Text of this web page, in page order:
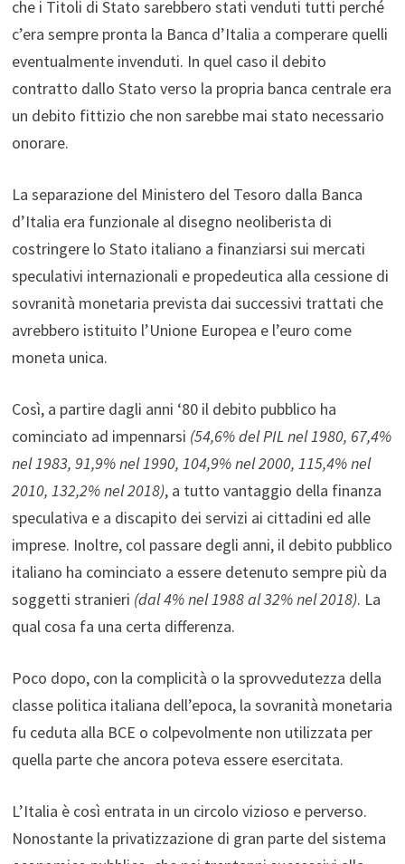
che i Titoli di Stato sarebbero stati venduti tutti perché
c’era sempre pronta la Banca d’Italia a comperare quelli
eventualmente invenduti. In quel caso il debito
contratto dallo Stato verso la propria banca centrale era
un debito fittizio che non sarebbe mai stato necessario
onorare.
La separazione del Ministero del Tesoro dalla Banca
d’Italia era funzionale al disegno neoliberista di
costringere lo Stato italiano a finanziarsi sui mercati
speculativi internazionali e propedeutica alla cessione di
sovranità monetaria prevista dai successivi trattati che
avrebbero istituito l’Unione Europea e l’euro come
moneta unica.
Così, a partire dagli anni ‘80 il debito pubblico ha
cominciato ad impennarsi (54,6% del PIL nel 1980, 67,4%
nel 1983, 91,9% nel 1990, 104,9% nel 2000, 115,4% nel
2010, 132,2% nel 2018), a tutto vantaggio della finanza
speculativa e a discapito dei servizi ai cittadini ed alle
imprese. Inoltre, col passare degli anni, il debito pubblico
italiano ha cominciato a essere detenuto sempre più da
soggetti stranieri (dal 4% nel 1988 al 32% nel 2018). La
qual cosa fa una certa differenza.
Poco dopo, con la complicità o la sprovvedutezza della
classe politica italiana dell’epoca, la sovranità monetaria
fu ceduta alla BCE o colpevolmente non utilizzata per
quella parte che ancora poteva essere esercitata.
L’Italia è così entrata in un circolo vizioso e perverso.
Nonostante la privatizzazione di gran parte del sistema